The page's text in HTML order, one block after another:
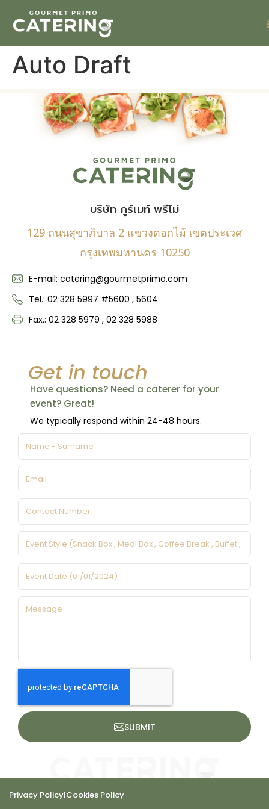
Auto Draft
บริษัท กูร์เมท์ พรีโม่
129 ถนนสุขาภิบาล 2 แขวงดอกไม้ เขตประเวศ
กรุงเทพมหานคร 10250
E-mail: catering@gourmetprimo.com
Tel.: 02 328 5997 #5600 , 5604
Fax.: 02 328 5979 , 02 328 5988
Get in touch
Have questions? Need a caterer for your
event? Great!
We typically respond within 24-48 hours.
SUBMIT
Privacy Policy|Cookies Policy